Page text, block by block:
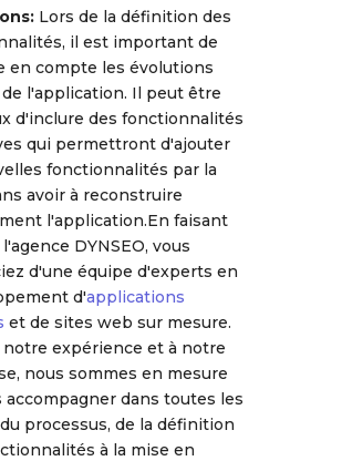
Lors de la définition des
il est important de
en compte les évolutions
l'application. Il peut être
d'inclure des fonctionnalités
qui permettront d'ajouter
fonctionnalités par la
avoir à reconstruire
l'application.En faisant
DYNSEO, vous
d'une équipe d'experts en
d'applications
et de sites web sur mesure.
notre expérience et à notre
nous sommes en mesure
accompagner dans toutes les
processus, de la définition
à la mise en